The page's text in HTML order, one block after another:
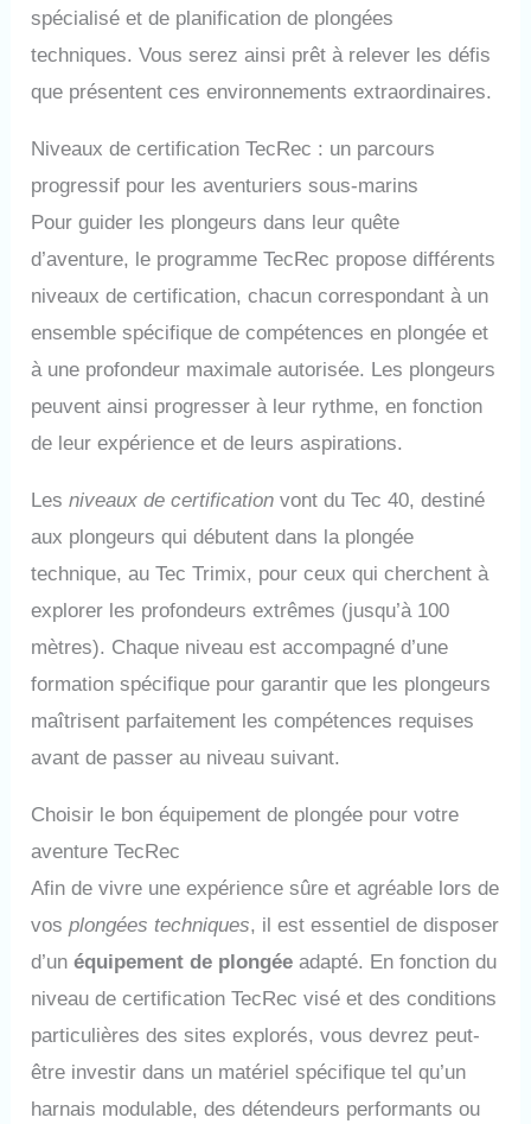
spécialisé et de planification de plongées
techniques. Vous serez ainsi prêt à relever les défis
que présentent ces environnements extraordinaires.
Niveaux de certification TecRec : un parcours
progressif pour les aventuriers sous-marins
Pour guider les plongeurs dans leur quête
d’aventure, le programme TecRec propose différents
niveaux de certification, chacun correspondant à un
ensemble spécifique de compétences en plongée et
à une profondeur maximale autorisée. Les plongeurs
peuvent ainsi progresser à leur rythme, en fonction
de leur expérience et de leurs aspirations.
Lesniveaux de certification vont du Tec 40, destiné
aux plongeurs qui débutent dans la plongée
technique, au Tec Trimix, pour ceux qui cherchent à
explorer les profondeurs extrêmes (jusqu’à 100
mètres). Chaque niveau est accompagné d’une
formation spécifique pour garantir que les plongeurs
maîtrisent parfaitement les compétences requises
avant de passer au niveau suivant.
Choisir le bon équipement de plongée pour votre
aventure TecRec
Afin de vivre une expérience sûre et agréable lors de
vosplongées techniques, il est essentiel de disposer
d’unéquipement de plongée adapté. En fonction du
niveau de certification TecRec visé et des conditions
particulières des sites explorés, vous devrez peut-
être investir dans un matériel spécifique tel qu’un
harnais modulable, des détendeurs performants ou